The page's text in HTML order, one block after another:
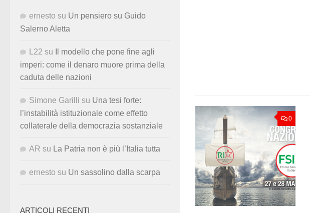
0
ernesto su Un pensiero su Guido
Salerno Aletta
L22 su
Il modello che pone fine agli
imperi: come il denaro muore prima della
caduta delle nazioni
Simone Garilli su Una tesi forte:
l’instabilità istituzionale come effetto
collaterale della democrazia sostanziale
AR su La Patria non è più l’Italia tutta
ernesto su Un sassolino dalla scarpa
ARTICOLI RECENTI